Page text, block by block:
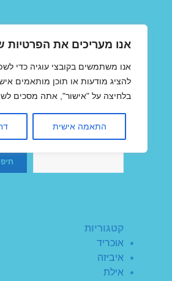
אנו מעריכים את הפרטיות
אנו משתמשים בקובצי עוגיה כדי
להציג מודעות או תוכן מותאמים
בלחיצה על "אישור", אתה מסכים
התאמה אישית
MegaFlights טיסות מוזלות
חיפוש
קטגוריות
אוכריד
איביזה
אילת